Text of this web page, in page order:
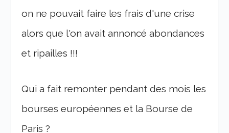
on ne pouvait faire les frais d'une crise
alors que l'on avait annoncé abondances
et ripailles !!!
Qui a fait remonter pendant des mois les
bourses européennes et la Bourse de
Paris ?